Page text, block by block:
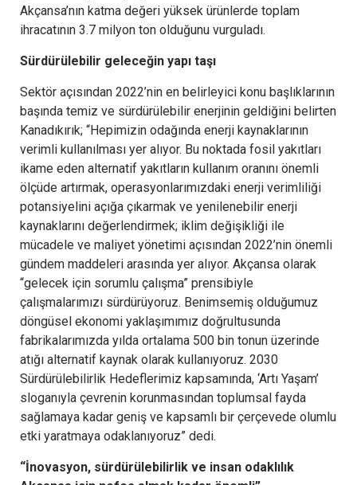
Akçansa’nın katma değeri yüksek ürünlerde toplam
ihracatının 3.7 milyon ton olduğunu vurguladı.
Sürdürülebilir geleceğin yapı taşı
Sektör açısından 2022’nin en belirleyici konu başlıklarının
başında temiz ve sürdürülebilir enerjinin geldiğini belirten
Kanadıkırık; “Hepimizin odağında enerji kaynaklarının
verimli kullanılması yer alıyor. Bu noktada fosil yakıtları
ikame eden alternatif yakıtların kullanım oranını önemli
ölçüde artırmak, operasyonlarımızdaki enerji verimliliği
potansiyelini açığa çıkarmak ve yenilenebilir enerji
kaynaklarını değerlendirmek; iklim değişikliği ile
mücadele ve maliyet yönetimi açısından 2022’nin önemli
gündem maddeleri arasında yer alıyor. Akçansa olarak
“gelecek için sorumlu çalışma” prensibiyle
çalışmalarımızı sürdürüyoruz. Benimsemiş olduğumuz
döngüsel ekonomi yaklaşımımız doğrultusunda
fabrikalarımızda yılda ortalama 500 bin tonun üzerinde
atığı alternatif kaynak olarak kullanıyoruz. 2030
Sürdürülebilirlik Hedeflerimiz kapsamında, ‘Artı Yaşam’
sloganıyla çevrenin korunmasından toplumsal fayda
sağlamaya kadar geniş ve kapsamlı bir çerçevede olumlu
etki yaratmaya odaklanıyoruz” dedi.
“İnovasyon, sürdürülebilirlik ve insan odaklılık